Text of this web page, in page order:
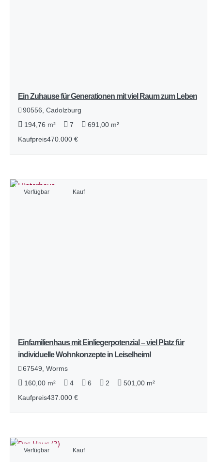
Ein Zuhause für Generationen mit viel Raum zum Leben
90556, Cadolzburg
194,76 m²
7
691,00 m²
Kaufpreis470.000 €
Verfügbar Kauf
Einfamilienhaus mit Einliegerpotenzial – viel Platz für
individuelle Wohnkonzepte in Leiselheim!
67549, Worms
160,00 m²
4 6 2
501,00 m²
Kaufpreis437.000 €
Verfügbar Kauf